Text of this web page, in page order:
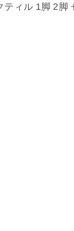
ティル 1脚 2脚